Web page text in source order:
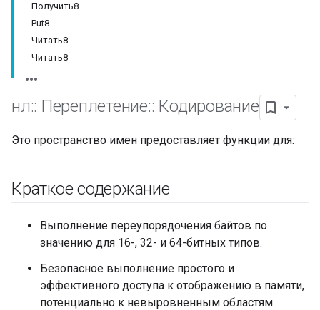
Получить8
Put8
Читать8
Читать8
нл:: Переплетение:: Кодирование
Это пространство имен предоставляет функции для:
Краткое содержание
Выполнение переупорядочения байтов по
значению для 16-, 32- и 64-битных типов.
Безопасное выполнение простого и
эффективного доступа к отображению в памяти,
потенциально к невыровненным областям